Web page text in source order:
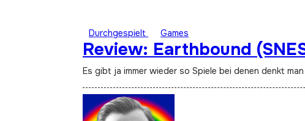
Durchgespielt Games
Review: Earthbound
Es gibt ja immer wieder so Spiele bei denen denkt